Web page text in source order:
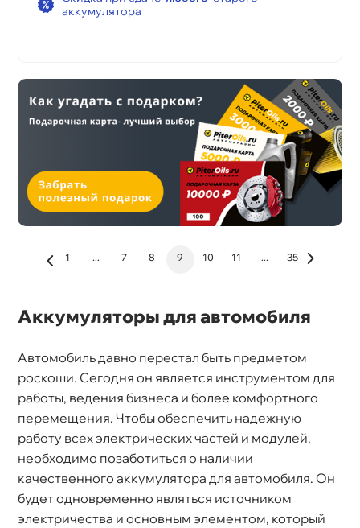
аккумулятора
1 ... 7 8 9 10 11 ... 35
Аккумуляторы для автомобиля
Автомобиль давно перестал быть предметом
роскоши. Сегодня он является инструментом для
работы, ведения бизнеса и более комфортного
перемещения. Чтобы обеспечить надежную
работу всех электрических частей и модулей,
необходимо позаботиться о наличии
качественного аккумулятора для автомобиля. Он
удет одновременно являться источником
электричества и основным элементом, который